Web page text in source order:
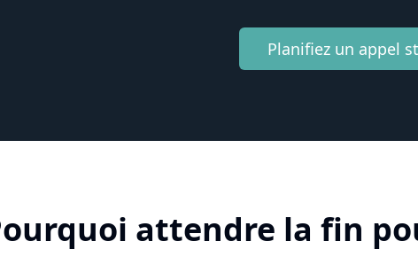
Planifiez un appel
attendre la fin